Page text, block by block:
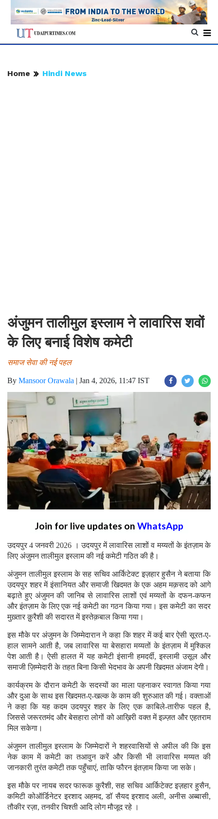
Home Hindi News
अंजुमन तालीमुल इस्लाम ने लावारिस शवों
के लिए बनाई विशेष कमेटी
समाज सेवा की नई पहल
By Mansoor Orawala | Jan 4, 2026, 11:47 IST
Join for live updates on WhatsApp
उदयपुर 4 जनवरी 2026 । उदयपुर में लावारिस लाशों व मय्यतों के इंतज़ाम के
लिए अंजुमन तालीमुल इस्लाम की नई कमेटी गठित की है।
अंजुमन तालीमुल इस्लाम के सह सचिव आर्किटेक्ट इज़हार हुसैन ने बताया कि
उदयपुर शहर में इंसानियत और समाजी खिदमत के एक अहम मक़सद को आगे
बढ़ाते हुए अंजुमन की जानिब से लावारिस लाशों एवं मय्यतों के दफन-कफन
और इंतज़ाम के लिए एक नई कमेटी का गठन किया गया। इस कमेटी का सदर
मुख़्तार क़ुरैशी की सदारत में इस्तेक़बाल किया गया।
इस मौके पर अंजुमन के जिम्मेदारान ने कहा कि शहर में कई बार ऐसी सूरत-ए-
हाल सामने आती है, जब लावारिस या बेसहारा मय्यतों के इंतज़ाम में मुश्किल
पेश आती है। ऐसी हालत में यह कमेटी इंसानी हमदर्दी, इस्लामी उसूल और
समाजी ज़िम्मेदारी के तहत बिना किसी भेदभाव के अपनी खिदमत अंजाम देगी।
कार्यक्रम के दौरान कमेटी के सदस्यों का माला पहनाकर स्वागत किया गया
और दुआ के साथ इस खिदमत-ए-खल्क के काम की शुरुआत की गई। वक्ताओं
ने कहा कि यह कदम उदयपुर शहर के लिए एक काबिले-तारीफ पहल है,
जिससे जरूरतमंद और बेसहारा लोगों को आख़िरी वक्त में इज़्ज़त और एहतराम
मिल सकेगा।
अंजुमन तालीमुल इस्लाम के जिम्मेदारों ने शहरवासियों से अपील की कि इस
नेक काम में कमेटी का तआवुन करें और किसी भी लावारिस मय्यत की
जानकारी तुरंत कमेटी तक पहुँचाएं, ताकि फौरन इंतज़ाम किया जा सके।
इस मौके पर नायब सदर फारूक कुरैशी, सह सचिव आर्किटेक्ट इज़हार हुसैन,
कमिटी कोऑर्डिनेटर इरशाद अहमद, डॉ सैयद इरशाद अली, अनीस अब्बासी,
तौकीर रज़ा, तनवीर चिश्ती आदि लोग मौजूद रहे ।